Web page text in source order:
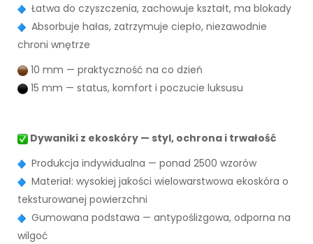
Łatwa do czyszczenia, zachowuje kształt, ma blokady
Absorbuje hałas, zatrzymuje ciepło, niezawodnie
chroni wnętrze
10 mm — praktyczność na co dzień
15 mm — status, komfort i poczucie luksusu
Dywaniki z ekoskóry — styl, ochrona i trwałość
Produkcja indywidualna — ponad 2500 wzorów
Materiał: wysokiej jakości wielowarstwowa ekoskóra o
teksturowanej powierzchni
Gumowana podstawa — antypoślizgowa, odporna na
wilgoć